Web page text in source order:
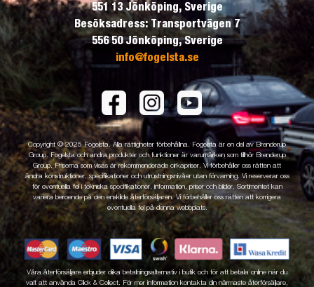
551 13 Jönköping, Sverige
Besöksadress: Transportvägen 7
556 50 Jönköping, Sverige
info@fogelsta.se
Copyright © 2025 Fogelsta. Alla rättigheter förbehållna. Fogelsta är en del av Brenderup
Group. Fogelsta och andra produkter och funktioner är varumärken som tillhör Brenderup
Group. Priserna som visas är rekommenderade cirkapriser. Vi förbehåller oss rätten att
ändra konstruktioner, specifikationer och utrustningsnivåer utan förvarning. Vi reserverar oss
för eventuella fel i tekniska specifikationer, information, priser och bilder. Sortimentet kan
variera beroende på den enskilde återförsäljaren. Vi förbehåller oss rätten att korrigera
eventuella fel på denna webbplats.
Våra återförsäljare erbjuder olika betalningsalternativ i butik och för att betala online när du
valt att använda Click & Collect. För mer information kontakta din närmaste återförsäljare.